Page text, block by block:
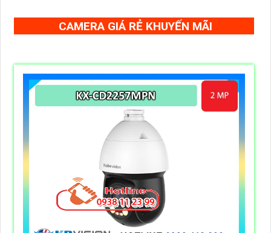
CAMERA GIÁ RẺ KHUYẾN MÃI